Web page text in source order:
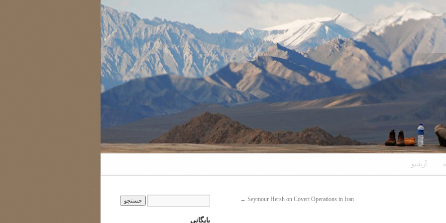
آرشیو
Seymour Hersh on Covert Operations in Iran
→
بایگانی